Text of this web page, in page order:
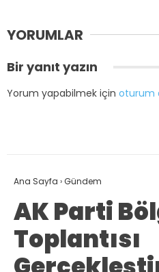
YORUMLAR
Bir yanıt yazın
Yorum yapabilmek için oturum
Ana Sayfa ›Gündem
AK Parti
Toplantısı